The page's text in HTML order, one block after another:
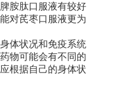
胺肽口服液有较好
对芪枣口服液更为
体状况和免疫系统
物可能会有不同的
根据自己的身体状